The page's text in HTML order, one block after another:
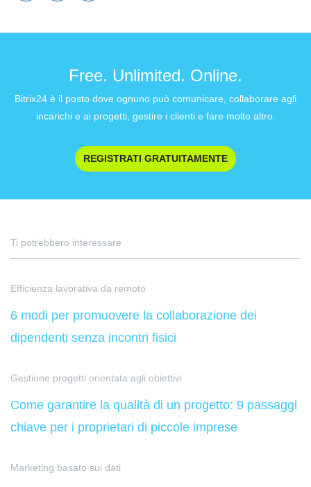
Free. Unlimited. Online.
Bitrix24 è il posto dove ognuno può comunicare, collaborare agli
incarichi e ai progetti, gestire i clienti e fare molto altro.
REGISTRATI GRATUITAMENTE
Ti potrebbero interessare
Efficienza lavorativa da remoto
6 modi per promuovere la collaborazione dei
dipendenti senza incontri fisici
Gestione progetti orientata agli obiettivi
Come garantire la qualità di un progetto: 9 passaggi
chiave per i proprietari di piccole imprese
Marketing basato sui dati